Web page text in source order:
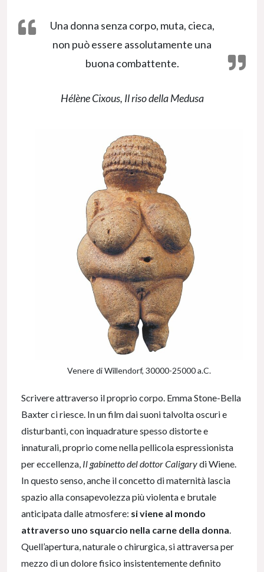
Una donna senza corpo, muta, cieca,
non può essere assolutamente una
buona combattente.
Hélène Cixous, Il riso della Medusa
Venere di Willendorf, 30000-25000 a.C.
Scrivere attraverso il proprio corpo. Emma Stone-Bella
Baxter ci riesce. In un film dai suoni talvolta oscuri e
disturbanti, con inquadrature spesso distorte e
innaturali, proprio come nella pellicola espressionista
per eccellenza, Il gabinetto del dottor Caligarydi Wiene.
In questo senso, anche il concetto di maternità lascia
spazio alla consapevolezza più violenta e brutale
anticipata dalle atmosfere: si viene al mondo
attraverso uno squarcio nella carne della donna.
Quell’apertura, naturale o chirurgica, si attraversa per
mezzo di un dolore fisico insistentemente definito